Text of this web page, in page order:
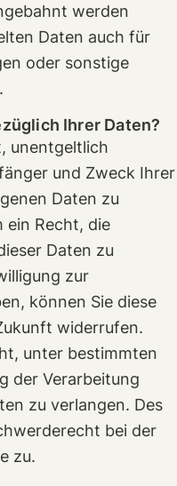
werden
Daten auch für
oder sonstige
Ihrer Daten?
unentgeltlich
und Zweck Ihrer
Daten zu
ein Recht, die
Daten zu
zur
können Sie diese
widerrufen.
unter bestimmten
der Verarbeitung
zu verlangen. Des
bei der
zu.